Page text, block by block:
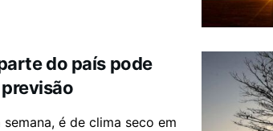
do país pode
é de clima seco em